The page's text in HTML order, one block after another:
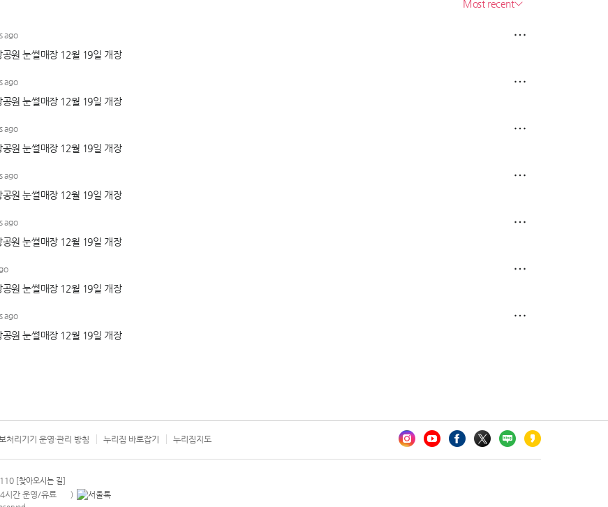
처리기기 운영·관리 방침 누리집 바로잡기 누리집지도
[찾아오시는 길]
시간 운영/유료 안내팝업 열기
)